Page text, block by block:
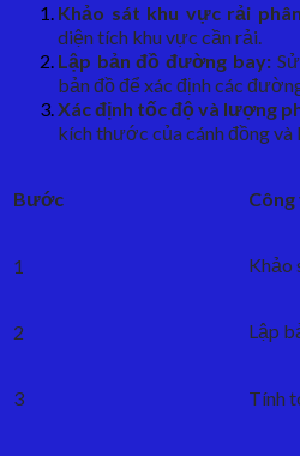
Khảo sát khu vực rải
diện tích khu vực cần rải.
Lập bản đồ đường bay:Sử
bản đồ để xác định các
Xác định tốc độ và lượng
kích thước của cánh đồng và
Bước Công
1 Khảo
2 Lập
3 Tính